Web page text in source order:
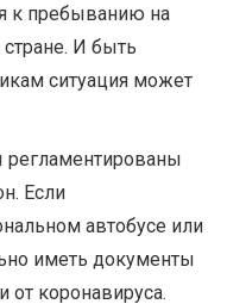
к пребыванию на
И быть
ситуация может
регламентированы
Если
автобусе или
иметь документы
коронавируса.